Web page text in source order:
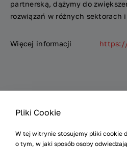
partnerską, dążymy do
rozwiązań w różnych sektorach
Więcej informacji
Poprzedni news
Pliki Cookie
W tej witrynie stosujemy pliki cookie
o tym, w jaki sposób osoby